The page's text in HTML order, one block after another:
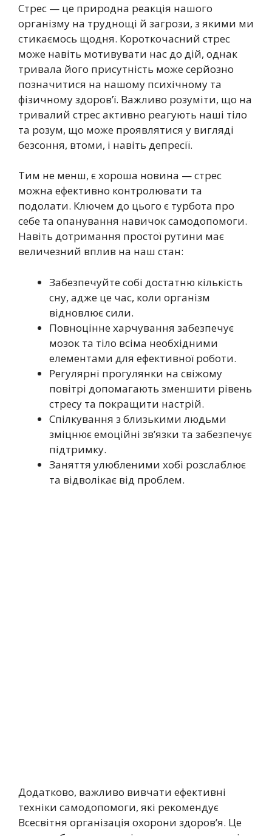
Стрес — це природна реакція нашого
організму на труднощі й загрози, з якими ми
стикаємось щодня. Короткочасний стрес
може навіть мотивувати нас до дій, однак
тривала його присутність може серйозно
позначитися на нашому психічному та
фізичному здоров’ї. Важливо розуміти, що на
тривалий стрес активно реагують наші тіло
та розум, що може проявлятися у вигляді
безсоння, втоми, і навіть депресії.
Тим не менш, є хороша новина — стрес
можна ефективно контролювати та
подолати. Ключем до цього є турбота про
себе та опанування навичок самодопомоги.
Навіть дотримання простої рутини має
величезний вплив на наш стан:
Забезпечуйте собі достатню кількість
сну, адже це час, коли організм
відновлює сили.
Повноцінне харчування забезпечує
мозок та тіло всіма необхідними
елементами для ефективної роботи.
Регулярні прогулянки на свіжому
повітрі допомагають зменшити рівень
стресу та покращити настрій.
Спілкування з близькими людьми
зміцнює емоційні зв’язки та забезпечує
підтримку.
Заняття улюбленими хобі розслаблює
та відволікає від проблем.
Додатково, важливо вивчати ефективні
техніки самодопомоги, які рекомендує
Всесвітня організація охорони здоров’я. Це